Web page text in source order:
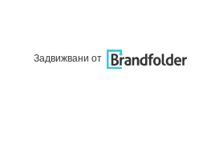
Задвижвани от